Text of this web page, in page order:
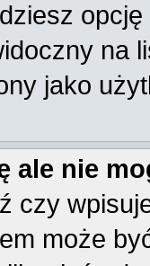
opcję
na
jako
ale nie
czy
może